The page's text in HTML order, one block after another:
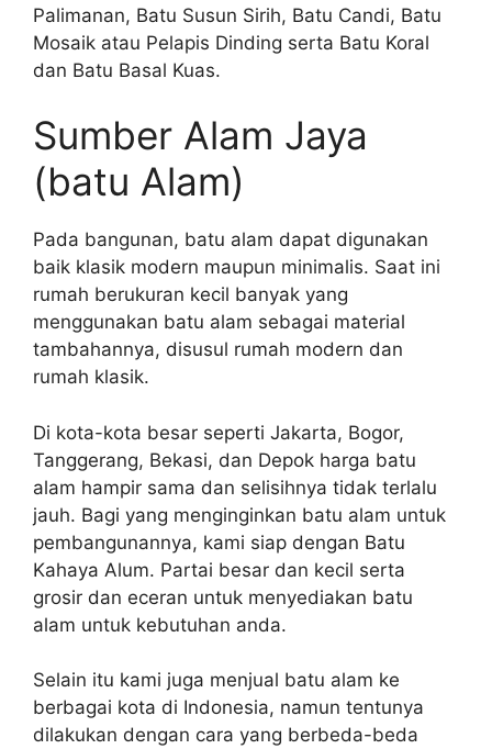
Palimanan, Batu Susun Sirih, Batu Candi, Batu
Mosaik atau Pelapis Dinding serta Batu Koral
dan Batu Basal Kuas.
Sumber Alam Jaya
(batu Alam)
Pada bangunan, batu alam dapat digunakan
baik klasik modern maupun minimalis. Saat ini
rumah berukuran kecil banyak yang
menggunakan batu alam sebagai material
tambahannya, disusul rumah modern dan
rumah klasik.
Di kota-kota besar seperti Jakarta, Bogor,
Tanggerang, Bekasi, dan Depok harga batu
alam hampir sama dan selisihnya tidak terlalu
jauh. Bagi yang menginginkan batu alam untuk
pembangunannya, kami siap dengan Batu
Kahaya Alum. Partai besar dan kecil serta
grosir dan eceran untuk menyediakan batu
alam untuk kebutuhan anda.
Selain itu kami juga menjual batu alam ke
berbagai kota di Indonesia, namun tentunya
dilakukan dengan cara yang berbeda-beda